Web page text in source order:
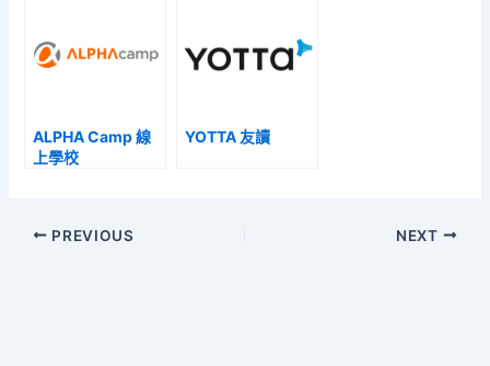
ALPHA Camp 線
上學校
YOTTA 友讀
PREVIOUS NEXT